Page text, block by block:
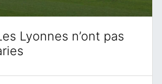
Lyonnes n’ont pas